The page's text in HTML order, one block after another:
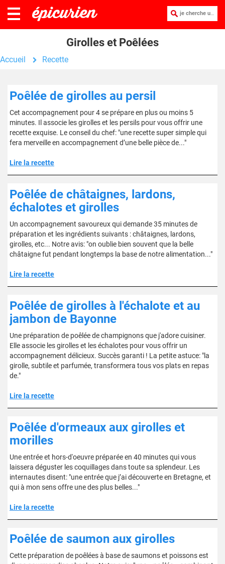
je cherche une recette :
Girolles et Poêlées
Accueil Recette
Poêlée de girolles au persil
Cet accompagnement pour 4 se prépare en plus ou moins 5
minutes. Il associe les girolles et les persils pour vous offrir une
recette exquise. Le conseil du chef: "une recette super simple qui
fera merveille en accompagnement d’une belle pièce de..."
Lire la recette
Poêlée de châtaignes, lardons,
échalotes et girolles
Un accompagnement savoureux qui demande 35 minutes de
préparation et les ingrédients suivants : châtaignes, lardons,
girolles, etc... Notre avis: "on oublie bien souvent que la belle
châtaigne fut pendant longtemps la base de notre alimentation..."
Lire la recette
Poêlée de girolles à l'échalote et au
jambon de Bayonne
Une préparation de poêlée de champignons que j'adore cuisiner.
Elle associe les girolles et les échalotes pour vous offrir un
accompagnement délicieux. Succès garanti ! La petite astuce: "la
girolle, subtile et parfumée, transformera tous vos plats en repas
de."
Lire la recette
Poêlée d'ormeaux aux girolles et
morilles
Une entrée et hors-d'oeuvre préparée en 40 minutes qui vous
laissera déguster les coquillages dans toute sa splendeur. Les
internautes disent: "une entrée que j’ai découverte en Bretagne, et
qui à mon sens offre une des plus belles..."
Lire la recette
Poêlée de saumon aux girolles
Cette préparation de poêlées à base de saumons et poissons est